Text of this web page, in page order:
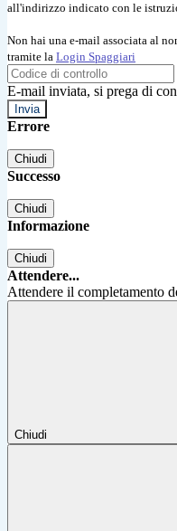
all'indirizzo indicato con le
Non hai una e-mail associata al
tramite la Login Spaggiari
E-mail inviata, si prega di
Errore
Chiudi
Successo
Chiudi
Informazione
Chiudi
Attendere...
Attendere il completamento
Chiudi